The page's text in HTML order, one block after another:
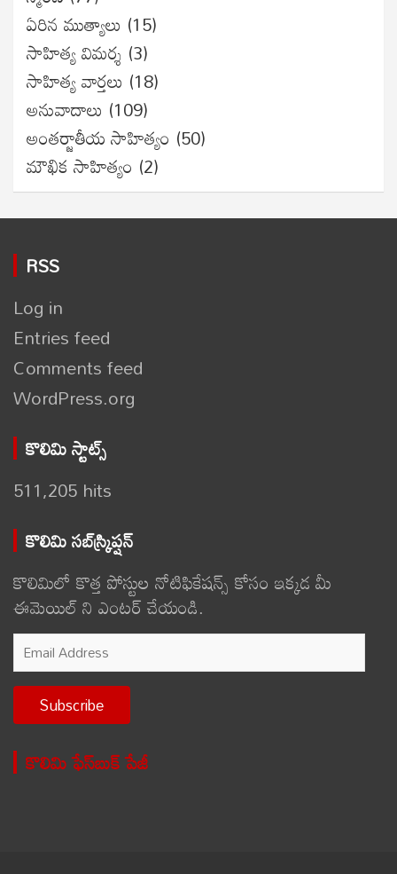
ఏరిన ముత్యాలు (15)
సాహిత్య విమర్శ (3)
సాహిత్య వార్తలు (18)
అనువాదాలు (109)
అంతర్జాతీయ సాహిత్యం (50)
మౌఖిక సాహిత్యం (2)
RSS
Log in
Entries feed
Comments feed
WordPress.org
కొలిమి స్టాట్స్
511,205 hits
కొలిమి సబ్‌స్క్రిప్షన్
కొలిమిలో కొత్త పోస్టుల నోటిఫికేషన్స్ కోసం ఇక్కడ మీ
ఈమెయిల్ ని ఎంటర్ చేయండి.
Email
Address
Subscribe
కొలిమి ఫేస్‌బుక్ పేజీ